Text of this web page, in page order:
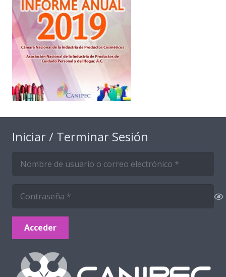
Iniciar / Terminar Sesión
Acceder